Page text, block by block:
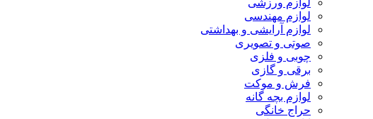
لوازم ورزشی
لوازم مهندسی
لوازم آرایشی و بهداشتی
صوتی و تصویری
چوبی و فلزی
برقی و گازی
فرش و موکت
لوازم بچه گانه
حراج خانگی